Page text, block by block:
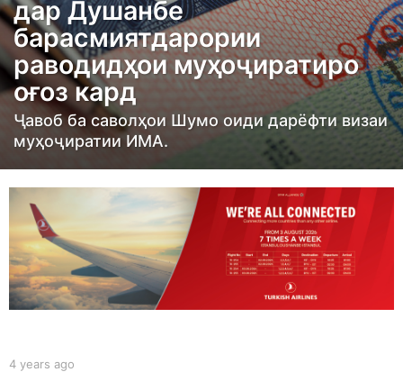
a
g
o
4
y
e
a
a
g
o
дар Душанбе
барасмиятдарории
раводидҳои муҳоҷиратиро
оғоз кард
Ҷавоб ба саволҳои Шумо оиди дарёфти визаи
муҳоҷиратии ИМА.
b
4 years ago